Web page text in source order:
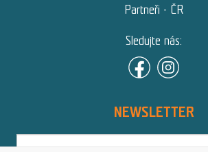
Partneři - ČR
Sledujte nás:
NEWSLETTER